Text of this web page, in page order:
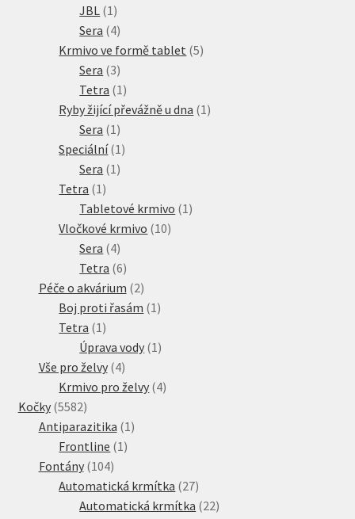
JBL 1 1
produkt
Sera 44
produkty
Krmivo ve formě tablet 55
Sera 33
produkty
Tetra 1 1
produkt
Ryby žijící převážně u dna 1 1
Sera 1 1
produkt
Speciální 1 1
Sera 1 1
Tetra 1 1
produkt
Tabletové krmivo 1 1
Vločkové krmivo 1010
Sera 44
produkty
Tetra 66
produktů
Péče o akvárium 22
produkty
Boj proti řasám 1 1
Tetra 1 1
produkt
Úprava vody 1 1
Vše pro želvy 44
produkty
Krmivo pro želvy 44
Kočky 55825582
produktů
Antiparazitika 1 1
Frontline 1 1
Fontány 104104
produktů
Automatická krmítka 2727
produktů
Automatická krmítka 2222